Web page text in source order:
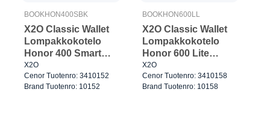
BOOKHON400SBK
X2O Classic Wallet
Lompakkokotelo
Honor 400 Smart
Musta
X2O
Cenor Tuotenro: 3410152
Brand Tuotenro: 10152
BOOKHON600LL
X2O Classic Wallet
Lompakkokotelo
Honor 600 Lite
Lavender
X2O
Cenor Tuotenro: 3410158
Brand Tuotenro: 10158